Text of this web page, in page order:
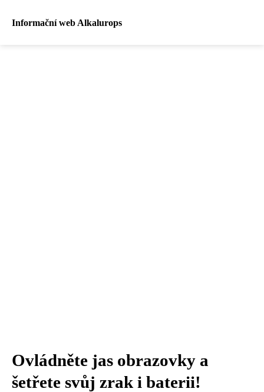
Informační web Alkalurops
Ovládněte jas obrazovky a
šetřete svůj zrak i baterii!